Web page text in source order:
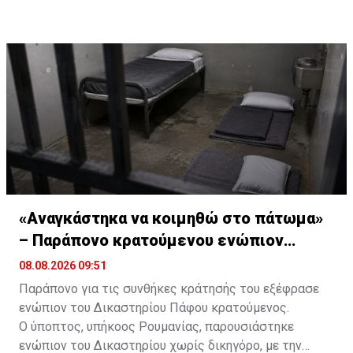
«Αναγκάστηκα να κοιμηθώ στο πάτωμα»
– Παράπονο κρατούμενου ενώπιον
Δικαστηρίου
08.08.2026 09:51
Παράπονο για τις συνθήκες κράτησής του εξέφρασε
ενώπιον του Δικαστηρίου Πάφου κρατούμενος.
Ο ύποπτος, υπήκοος Ρουμανίας, παρουσιάστηκε
ενώπιον του Δικαστηρίου χωρίς δικηγόρο, με την